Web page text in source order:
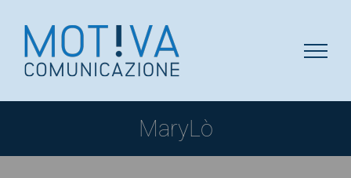
contenuto
MaryLò